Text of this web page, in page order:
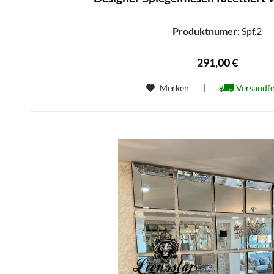
Produktnumer: Spf.2
291,00 €
Merken |